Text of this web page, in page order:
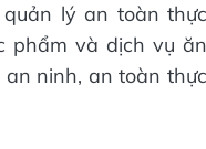
lý an toàn thực
phẩm và dịch vụ ăn
ninh, an toàn thực